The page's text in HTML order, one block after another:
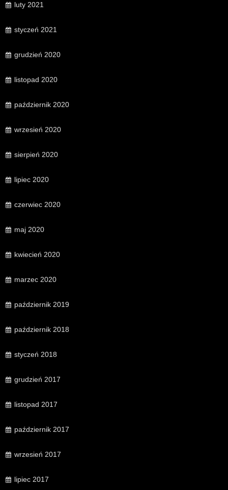
luty 2021
styczeń 2021
grudzień 2020
listopad 2020
październik 2020
wrzesień 2020
sierpień 2020
lipiec 2020
czerwiec 2020
maj 2020
kwiecień 2020
marzec 2020
październik 2019
październik 2018
styczeń 2018
grudzień 2017
listopad 2017
październik 2017
wrzesień 2017
lipiec 2017